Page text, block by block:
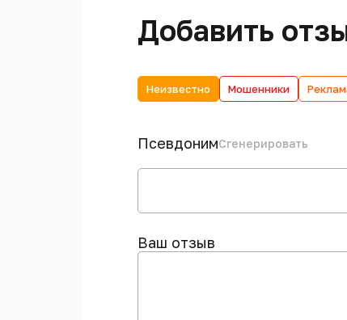
Добавить
Неизвестно Мошенники
ПсевдонимСгенерировать
Ваш отзыв